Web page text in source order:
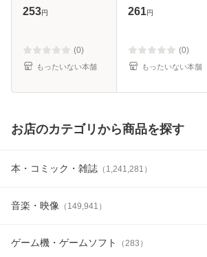
美 / 小学館 [コミッ
253円
(0)
もったいない本舗
[文庫]【メール便送
261円
(0)
もったいない本舗
お店のカテゴリから商品を探す
本・コミック・雑誌 （ 1,241,281 ）
音楽・映像 （ 149,941 ）
ゲーム機・ゲームソフト （283 ）